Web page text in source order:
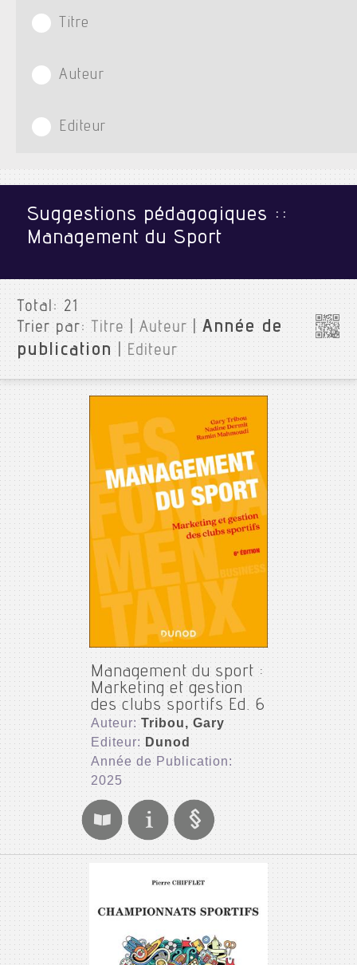
Titre
Auteur
Editeur
Suggestions pédagogiques ::
Management du Sport
Total:21
Trier par:Titre|Auteur |Année de
publication | Editeur
Management du sport :
Marketing et gestion
des clubs sportifs Ed. 6
Auteur:Tribou, Gary
Editeur: Dunod
Année de Publication:
2025